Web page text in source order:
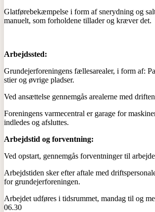
Glatførebekæmpelse i form af snerydning og
manuelt, som forholdene tillader og kræver det.
Arbejdssted:
Grundejerforeningens fællesarealer, i form af:
stier og øvrige pladser.
Ved ansættelse gennemgås arealerne med
Foreningens varmecentral er garage for
indledes og afsluttes.
Arbejdstid og forventning:
Ved opstart, gennemgås forventninger til
Arbejdstiden sker efter aftale med
for grundejerforeningen.
Arbejdet udføres i tidsrummet, mandag til og
06.30